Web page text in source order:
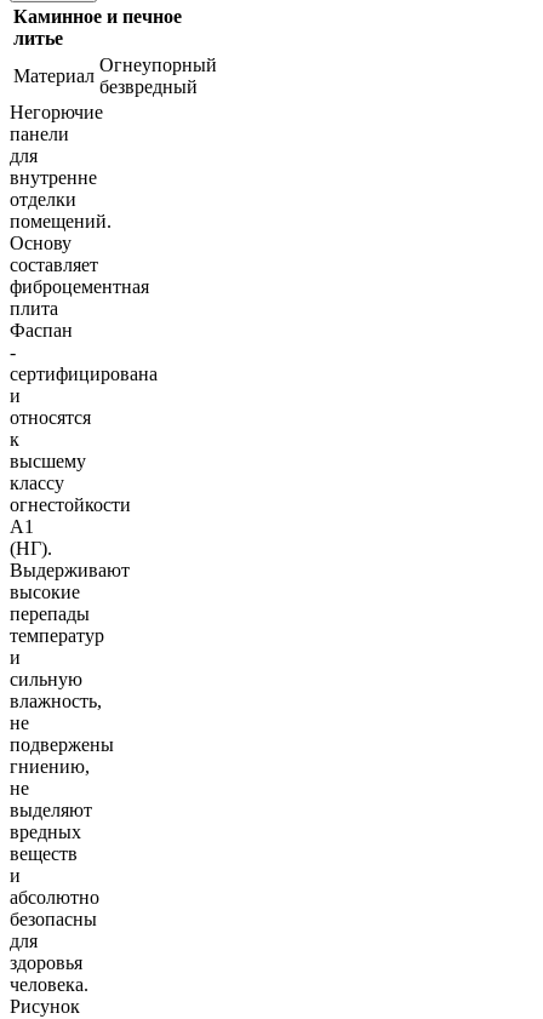
Каминное и печное
литье
Материал
Огнеупорный
безвредный
Негорючие
панели
для
внутренне
отделки
помещений.
Основу
составляет
фиброцементная
плита
Фаспан
-
сертифицирована
и
относятся
к
высшему
классу
огнестойкости
А1
(НГ).
Выдерживают
высокие
перепады
температур
и
сильную
влажность,
не
подвержены
гниению,
не
выделяют
вредных
веществ
и
абсолютно
безопасны
для
здоровья
человека.
Рисунок